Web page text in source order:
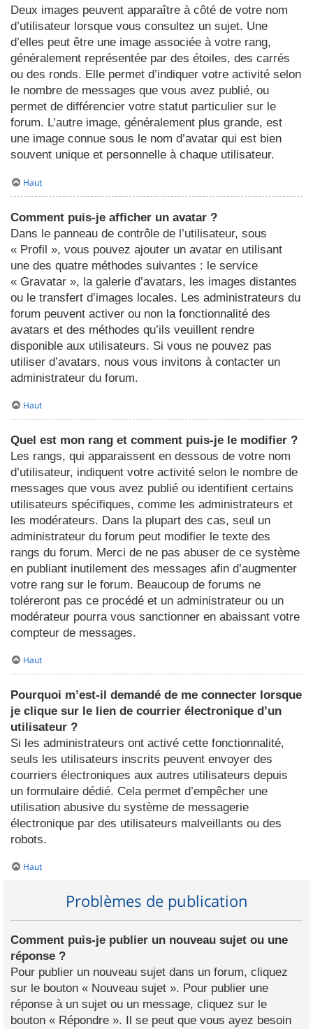
Deux images peuvent apparaître à côté de votre nom
d’utilisateur lorsque vous consultez un sujet. Une
d’elles peut être une image associée à votre rang,
généralement représentée par des étoiles, des carrés
ou des ronds. Elle permet d’indiquer votre activité selon
le nombre de messages que vous avez publié, ou
permet de différencier votre statut particulier sur le
forum. L’autre image, généralement plus grande, est
une image connue sous le nom d’avatar qui est bien
souvent unique et personnelle à chaque utilisateur.
Haut
Comment puis-je afficher un avatar ?
Dans le panneau de contrôle de l’utilisateur, sous
« Profil », vous pouvez ajouter un avatar en utilisant
une des quatre méthodes suivantes : le service
« Gravatar », la galerie d’avatars, les images distantes
ou le transfert d’images locales. Les administrateurs du
forum peuvent activer ou non la fonctionnalité des
avatars et des méthodes qu’ils veuillent rendre
disponible aux utilisateurs. Si vous ne pouvez pas
utiliser d’avatars, nous vous invitons à contacter un
administrateur du forum.
Haut
Quel est mon rang et comment puis-je le modifier ?
Les rangs, qui apparaissent en dessous de votre nom
d’utilisateur, indiquent votre activité selon le nombre de
messages que vous avez publié ou identifient certains
utilisateurs spécifiques, comme les administrateurs et
les modérateurs. Dans la plupart des cas, seul un
administrateur du forum peut modifier le texte des
rangs du forum. Merci de ne pas abuser de ce système
en publiant inutilement des messages afin d’augmenter
votre rang sur le forum. Beaucoup de forums ne
toléreront pas ce procédé et un administrateur ou un
modérateur pourra vous sanctionner en abaissant votre
compteur de messages.
Haut
Pourquoi m’est-il demandé de me connecter lorsque
je clique sur le lien de courrier électronique d’un
utilisateur ?
Si les administrateurs ont activé cette fonctionnalité,
seuls les utilisateurs inscrits peuvent envoyer des
courriers électroniques aux autres utilisateurs depuis
un formulaire dédié. Cela permet d’empêcher une
utilisation abusive du système de messagerie
électronique par des utilisateurs malveillants ou des
robots.
Haut
Problèmes de publication
Comment puis-je publier un nouveau sujet ou une
réponse ?
Pour publier un nouveau sujet dans un forum, cliquez
sur le bouton « Nouveau sujet ». Pour publier une
réponse à un sujet ou un message, cliquez sur le
bouton « Répondre ». Il se peut que vous ayez besoin